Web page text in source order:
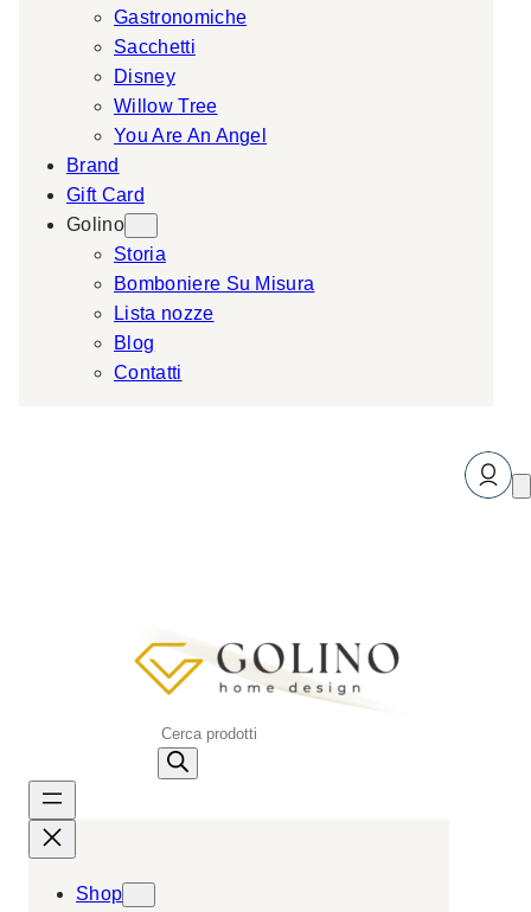
Gastronomiche
Sacchetti
Disney
Willow Tree
You Are An Angel
Brand
Gift Card
Golino
Storia
Bomboniere Su Misura
Lista nozze
Blog
Contatti
P
Shop